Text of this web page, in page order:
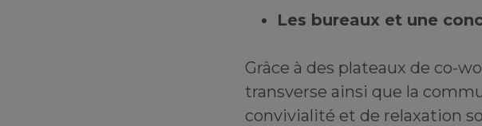
Les bureaux et une
Grâce à des plateaux de co-
transverse ainsi que la
convivialité et de relaxation